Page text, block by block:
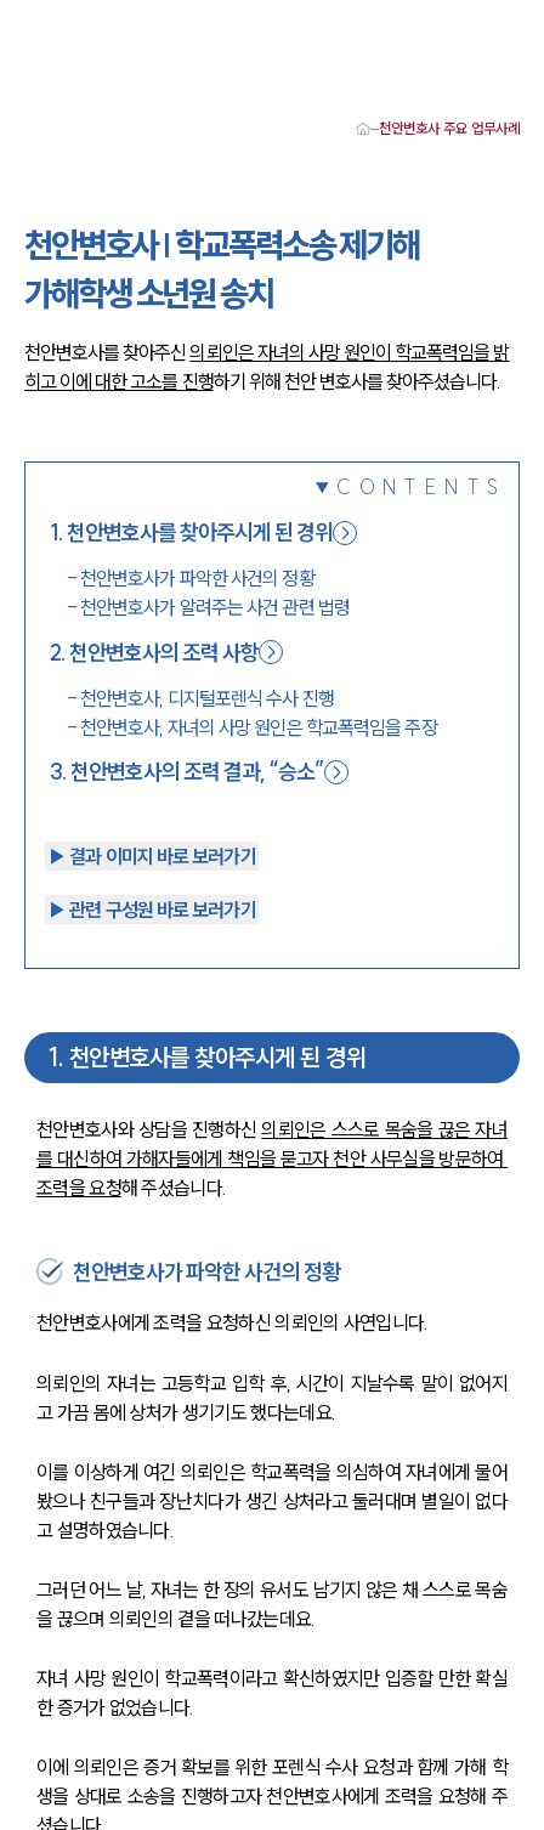
천안이혼전문변호사
천안학교폭력변호사
천안부동산변호사
천안음주운전·교통사고변호사
천안변호사 업무분야
천안변호사 주요 업무사례
천안 분사무소 오시는 길
1800-7905
천안변호사 주요 업무사례
천안변호사 | 학교폭력소송 제기해
가해학생 소년원 송치
천안변호사를 찾아주신의뢰인은 자녀의 사망 원인이 학교폭력임을 밝
히고 이에 대한 고소를 진행하기 위해 천안 변호사를 찾아주셨습니다.
CONTENTS
1.천안변호사를 찾아주시게 된 경위
- 천안변호사가 파악한 사건의 정황
- 천안변호사가 알려주는 사건 관련 법령
2.천안변호사의 조력 사항
- 천안변호사, 디지털포렌식 수사 진행
- 천안변호사, 자녀의 사망 원인은 학교폭력임을 주장
3.천안변호사의 조력 결과, “승소”
▶︎ 결과 이미지 바로 보러가기
▶︎ 관련 구성원 바로 보러가기
1. 천안변호사를 찾아주시게 된 경위
천안변호사와 상담을 진행하신 의뢰인은 스스로 목숨을 끊은 자녀
를 대신하여 가해자들에게 책임을 묻고자 천안 사무실을 방문하여
조력을 요청해 주셨습니다.
천안변호사가 파악한 사건의 정황
천안변호사에게 조력을 요청하신 의뢰인의 사연입니다.
의뢰인의 자녀는 고등학교 입학 후, 시간이 지날수록 말이 없어지
고 가끔 몸에 상처가 생기기도 했다는데요.
이를 이상하게 여긴 의뢰인은 학교폭력을 의심하여 자녀에게 물어
봤으나 친구들과 장난치다가 생긴 상처라고 둘러대며 별일이 없다
고 설명하였습니다.
그러던 어느 날, 자녀는 한 장의 유서도 남기지 않은 채 스스로 목숨
을 끊으며 의뢰인의 곁을 떠나갔는데요.
자녀 사망 원인이 학교폭력이라고 확신하였지만 입증할 만한 확실
한 증거가 없었습니다.
이에 의뢰인은 증거 확보를 위한 포렌식 수사 요청과 함께 가해 학
생을 상대로 소송을 진행하고자 천안변호사에게 조력을 요청해 주
셨습니다.